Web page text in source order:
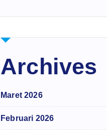
Archives
Maret 2026
Februari 2026